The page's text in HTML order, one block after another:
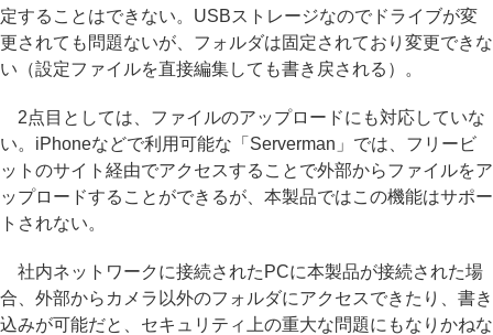
定することはできない。USBストレージなのでドライブが変
更されても問題ないが、フォルダは固定されており変更できな
い（設定ファイルを直接編集しても書き戻される）。
2点目としては、ファイルのアップロードにも対応していな
い。iPhoneなどで利用可能な「Serverman」では、フリービ
ットのサイト経由でアクセスすることで外部からファイルをア
ップロードすることができるが、本製品ではこの機能はサポー
トされない。
社内ネットワークに接続されたPCに本製品が接続された場
合、外部からカメラ以外のフォルダにアクセスできたり、書き
込みが可能だと、セキュリティ上の重大な問題にもなりかねな